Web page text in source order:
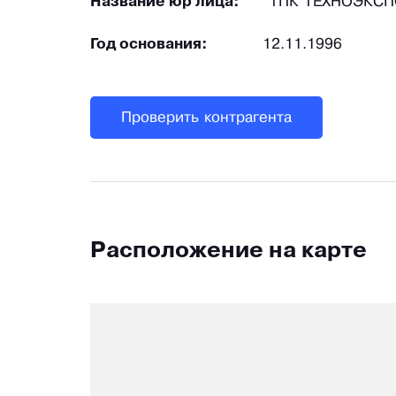
Год основания: 12.11.1996
Проверить контрагента
Расположение на карте